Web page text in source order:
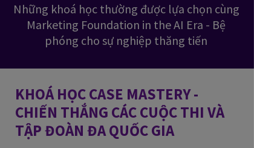
Những khoá học thường được lựa chọn cùng
Marketing Foundation in the AI Era - Bệ
phóng cho sự nghiệp thăng tiến
KHOÁ HỌC CASE MASTERY -
CHIẾN THẮNG CÁC CUỘC THI VÀ
TẬP ĐOÀN ĐA QUỐC GIA